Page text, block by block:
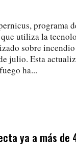
programa
utiliza la
sobre
julio. Esta
ha...
ya a más de